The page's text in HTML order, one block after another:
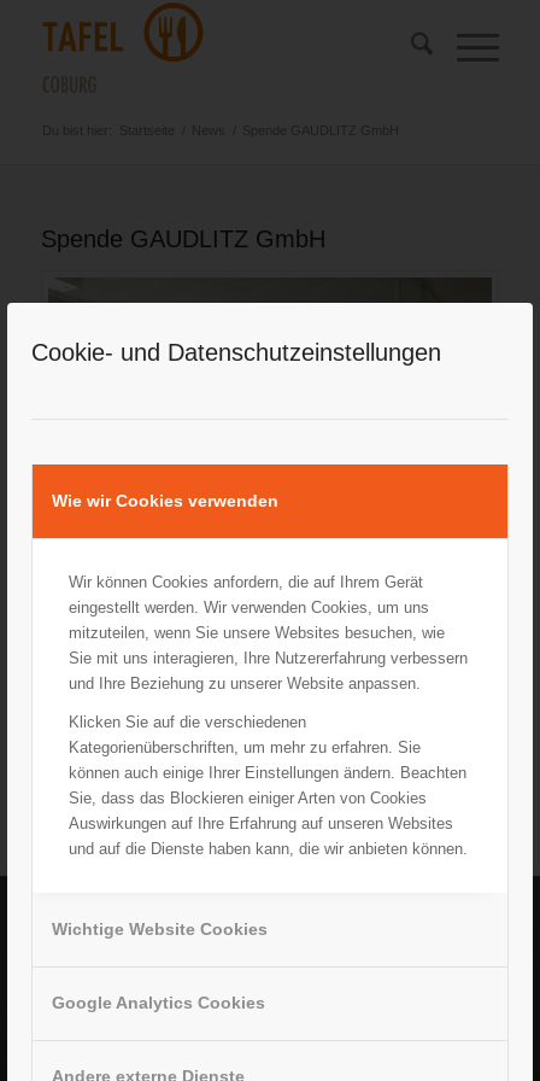
Cookie- und Datenschutzeinstellungen
Wie wir Cookies verwenden
Wir können Cookies anfordern, die auf Ihrem Gerät
eingestellt werden. Wir verwenden Cookies, um uns
mitzuteilen, wenn Sie unsere Websites besuchen, wie
Sie mit uns interagieren, Ihre Nutzererfahrung verbessern
und Ihre Beziehung zu unserer Website anpassen.
Klicken Sie auf die verschiedenen
Kategorienüberschriften, um mehr zu erfahren. Sie
können auch einige Ihrer Einstellungen ändern. Beachten
Sie, dass das Blockieren einiger Arten von Cookies
Auswirkungen auf Ihre Erfahrung auf unseren Websites
und auf die Dienste haben kann, die wir anbieten können.
Wichtige Website Cookies
Google Analytics Cookies
Andere externe Dienste
Du bist hier: News Spende GAUDLITZ GmbH
Spende GAUDLITZ GmbH
Herr Roloefsen, Geschäftsführer GAUDLITZ GmbH, übergab uns auch wieder
in diesem Jahr eine Spende über 1000.- €. Verlässliche Unterstützer sind für
Rodacher Straße 63